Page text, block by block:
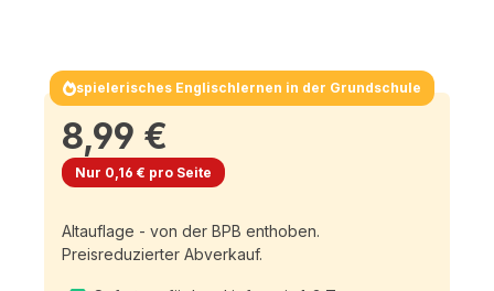
spielerisches Englischlernen in der Grundschule
8,99 €
Nur 0,16 € pro Seite
Altauflage - von der BPB enthoben.
Preisreduzierter Abverkauf.